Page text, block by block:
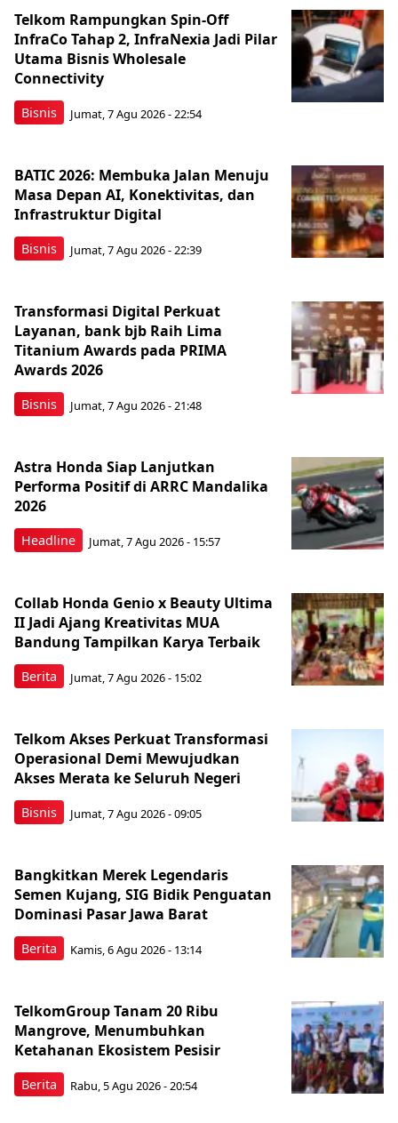
Bisnis
Telkom Rampungkan Spin-Off
InfraCo Tahap 2, InfraNexia Jadi Pilar
Utama Bisnis Wholesale
Connectivity
Jumat, 7 Agu 2026 - 22:54
Bisnis
BATIC 2026: Membuka Jalan Menuju
Masa Depan AI, Konektivitas, dan
Infrastruktur Digital
Jumat, 7 Agu 2026 - 22:39
Bisnis
Transformasi Digital Perkuat
Layanan, bank bjb Raih Lima
Titanium Awards pada PRIMA
Awards 2026
Jumat, 7 Agu 2026 - 21:48
Headline
Astra Honda Siap Lanjutkan
Performa Positif di ARRC Mandalika
2026
Jumat, 7 Agu 2026 - 15:57
Berita
Collab Honda Genio x Beauty Ultima
II Jadi Ajang Kreativitas MUA
Bandung Tampilkan Karya Terbaik
Jumat, 7 Agu 2026 - 15:02
Bisnis
Telkom Akses Perkuat Transformasi
Operasional Demi Mewujudkan
Akses Merata ke Seluruh Negeri
Jumat, 7 Agu 2026 - 09:05
Berita
Bangkitkan Merek Legendaris
Semen Kujang, SIG Bidik Penguatan
Dominasi Pasar Jawa Barat
Kamis, 6 Agu 2026 - 13:14
Berita
TelkomGroup Tanam 20 Ribu
Mangrove, Menumbuhkan
Ketahanan Ekosistem Pesisir
Rabu, 5 Agu 2026 - 20:54